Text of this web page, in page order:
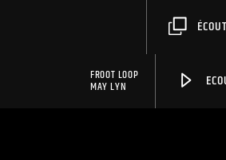
FROOT LOOP
MAY LYN